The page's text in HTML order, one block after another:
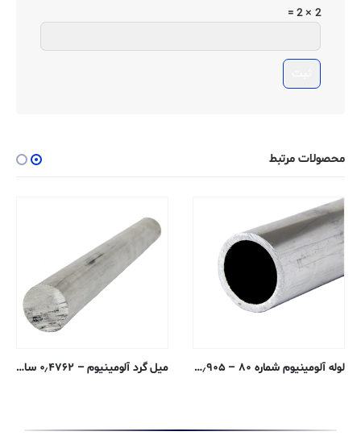
2 × 2 =
محصولات مرتبط
لوله آلومینیوم شماره ۸۰ – ۱٫۹۰۵ سانتی متری – ۶۰۶۱-T6 اکسترود شده میل گرد آلومینیوم – ۰٫۴۷۶۲ سانتی متری – ۶۰۶۱-T6 پوشش خنک کننده